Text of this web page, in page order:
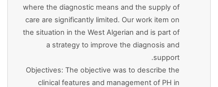
where the diagnostic means and the supply of
care are significantly limited. Our work item on
the situation in the West Algerian and is part of
a strategy to improve the diagnosis and
support.
Objectives: The objective was to describe the
clinical features and management of PH in